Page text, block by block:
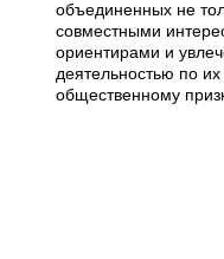
объединенных не
совместными
ориентирами и
деятельностью по
общественному